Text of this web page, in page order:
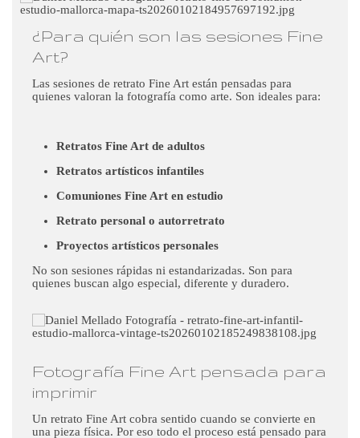
¿Para quién son las sesiones Fine
Art?
Las sesiones de retrato Fine Art están pensadas para
quienes valoran la fotografía como arte. Son ideales para:
Retratos Fine Art de adultos
Retratos artísticos infantiles
Comuniones Fine Art en estudio
Retrato personal o autorretrato
Proyectos artísticos personales
No son sesiones rápidas ni estandarizadas. Son para
quienes buscan algo especial, diferente y duradero.
Fotografía Fine Art pensada para
imprimir
Un retrato Fine Art cobra sentido cuando se convierte en
una pieza física. Por eso todo el proceso está pensado para